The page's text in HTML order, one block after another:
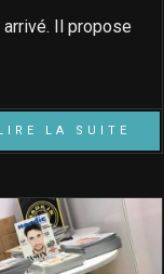
arrivé. Il propose
LIRE LA SUITE